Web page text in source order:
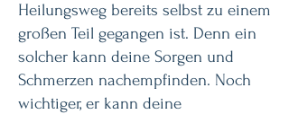
Heilungsweg bereits selbst zu einem
großen Teil gegangen ist. Denn ein
solcher kann deine Sorgen und
Schmerzen nachempfinden. Noch
wichtiger, er kann deine